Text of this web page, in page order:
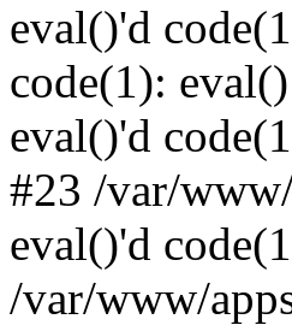
eval()'d
code(1):
eval()'d
#23 /var/
eval()'d
/var/www/